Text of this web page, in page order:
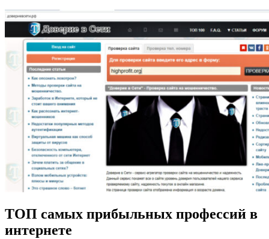
ТОП самых прибыльных профессий в
интернете